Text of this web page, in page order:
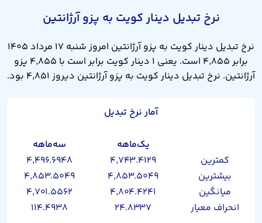
نرخ تبدیل دینار کویت به پزو آرژانتین
نرخ تبدیل دینار کویت به پزو آرژانتین امروز شنبه ۱۷ مرداد ۱۴۰۵
برابر ۴,۸۵۵ است. یعنی ۱ دینار کویت برابر است با ۴,۸۵۵ پزو
آرژانتین. نرخ تبدیل دینار کویت به پزو آرژانتین دیروز ۴,۸۵۱ بود.
آمار نرخ تبدیل
یک‌ماهه
سه‌ماهه
کمترین
۴,۷۴۳.۴۱۲۹
۴,۴۹۶.۶۹۴۸
بیشترین
۴,۸۵۳.۵۰۴۹
۴,۸۵۳.۵۰۴۹
میانگین
۴,۸۰۴.۴۲۴۱
۴,۷۰۱.۵۵۶۲
انحراف معیار
۲۴.۸۳۳۷ ۱۱۴.۴۹۳۸